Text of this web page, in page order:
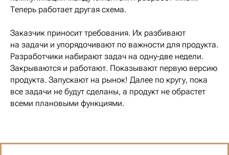
Теперь работает другая схема.
Заказчик приносит требования. Их разбивают
на задачи и упорядочивают по важности для продукта.
Разработчики набирают задач на одну-две недели.
Закрываются и работают. Показывают первую версию
продукта. Запускают на рынок! Далее по кругу, пока
все задачи не будут сделаны, а продукт не обрастет
всеми плановыми функциями.